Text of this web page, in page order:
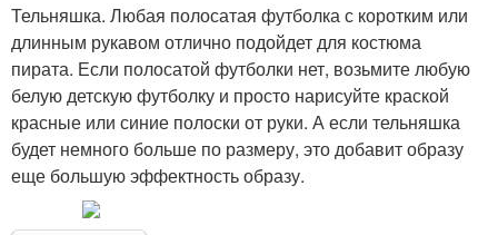
Тельняшка. Любая полосатая футболка с коротким или
длинным рукавом отлично подойдет для костюма
пирата. Если полосатой футболки нет, возьмите любую
белую детскую футболку и просто нарисуйте краской
красные или синие полоски от руки. А если тельняшка
будет немного больше по размеру, это добавит образу
еще большую эффектность образу.